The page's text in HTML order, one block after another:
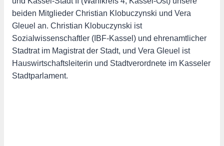
beiden Mitglieder Christian Klobuczynski und Vera
Gleuel an. Christian Klobuczynski ist
Sozialwissenschaftler (IBF-Kassel) und ehrenamtlicher
Stadtrat im Magistrat der Stadt, und Vera Gleuel ist
Hauswirtschaftsleiterin und Stadtverordnete im Kasseler
Stadtparlament.